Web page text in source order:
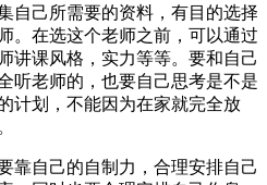
自己所需要的资料，有目的选择
。在选这个老师之前，可以通过
讲课风格，实力等等。要和自己
听老师的，也要自己思考是不是
计划，不能因为在家就完全放
靠自己的自制力，合理安排自己